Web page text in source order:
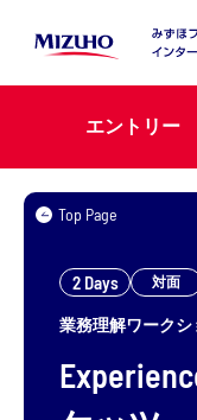
エントリー
Top Page
2 Days 対面
業務理解ワークシ